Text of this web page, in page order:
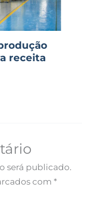
receita
será publicado.
com *